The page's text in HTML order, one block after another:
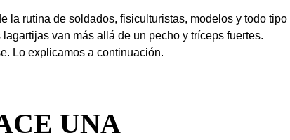
la rutina de soldados, fisiculturistas, modelos y todo tipo
van más allá de un pecho y tríceps fuertes.
Lo explicamos a continuación.
UNA